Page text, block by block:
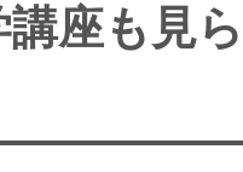
座も見